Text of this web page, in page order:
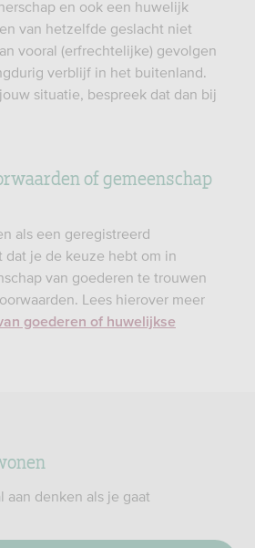
en ook een huwelijk
van hetzelfde geslacht niet
vooral (erfrechtelijke) gevolgen
verblijf in het buitenland.
situatie, bespreek dat dan bij
of gemeenschap
als een geregistreerd
dat je de keuze hebt om in
van goederen te trouwen
Lees hierover meer
goederen of huwelijkse
aan denken als je gaat